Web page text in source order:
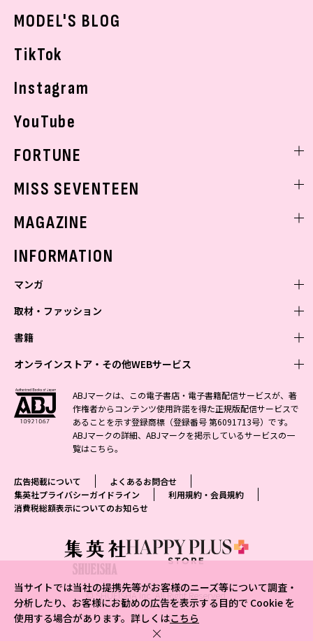
当サイトでは当社の提携先等がお客様のニーズ等について調査・
分析したり、お客様にお勧めの広告を表示する目的で Cookie を
使用する場合があります。詳しくはこちら
おでかけ
MODEL'S BLOG
TikTok
Instagram
YouTube
FORTUNE
MISS SEVENTEEN
MAGAZINE
INFORMATION
マンガ
少年マンガ
Vジャンプ
最強ジャンプ
少年ジャンプ+
ジャンプTOON
ジャンプルーキー！
S-MANGA
集英社コミック文庫
青年マンガ
ZEBRACK
S-MANGA
集英社ジャンプリミックス
週刊ヤングジャンプ
ヤングジャンプ定期購読デジタル
となりのヤングジャンプ
グランドジャンプ
ウルトラジャンプ
少女マンガ
ZEBRACK
S-MANGA
集英社コミック文庫
マーガレット
別冊マーガレット
リマコミ
マンガMeets
女性マンガ
ジャンプTOON
集英社コミック文庫
マンガMee公式サイト
リマコミ
office YOU
取材・ファッション
ファッション・美容
BAILA
MAQUIA
eclat
T JAPAN
MEN'S NON-NO
集英社オンライン
芸能・情報・スポーツ
週プレNEWS
週プレ グラジャパ!
書籍
文芸・文庫・総合
小説すばる
集英社 文芸ステーション
web 集英社文庫
アジア人物史
学芸・ノンフィクション・新書
1日5分で、明日は変わる よみタイ yomitai
集英社学芸部 - 学芸・ノンフィクション
集英社ビジネス書
集英社新書プラス - 知の水先案内人
kotoba
情報・知識＆オピニオン imidas
ライトノベル・ノベライズ
集英社オレンジ文庫
ダッシュエックス文庫公式サイト
集英社Webマガジン コバルト
集英社の児童図書 S-KIDS.LAND
オンラインストア・その他WEBサービス
オンラインストア
OTO
SHUEISHA MANGA-ART HERITAGE
ジャンプキャラクターズストア
HAPPY PLUS STORE
SHUEISHA VOX
LEEマルシェ
eclat premium
mirabella homme
zakka market
その他WEBサービス
集英社アドナビ
ABJマークは、この電子書店・電子書籍配信サービスが、著
作権者からコンテンツ使用許諾を得た正規版配信サービスで
あることを示す登録商標（登録番号 第6091713号）です。
ABJマークの詳細、ABJマークを掲示しているサービスの一
覧はこちら。
広告掲載について
よくあるお問合せ
集英社プライバシーガイドライン
利用規約・会員規約
消費税総額表示についてのお知らせ
© SHUEISHA Inc. All Right Reserved.